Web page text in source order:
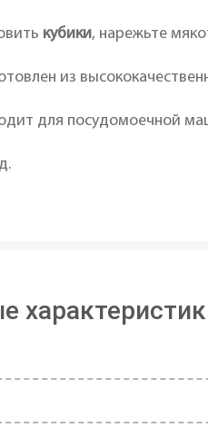
кубики, нарежьте
из
для посудомоечной